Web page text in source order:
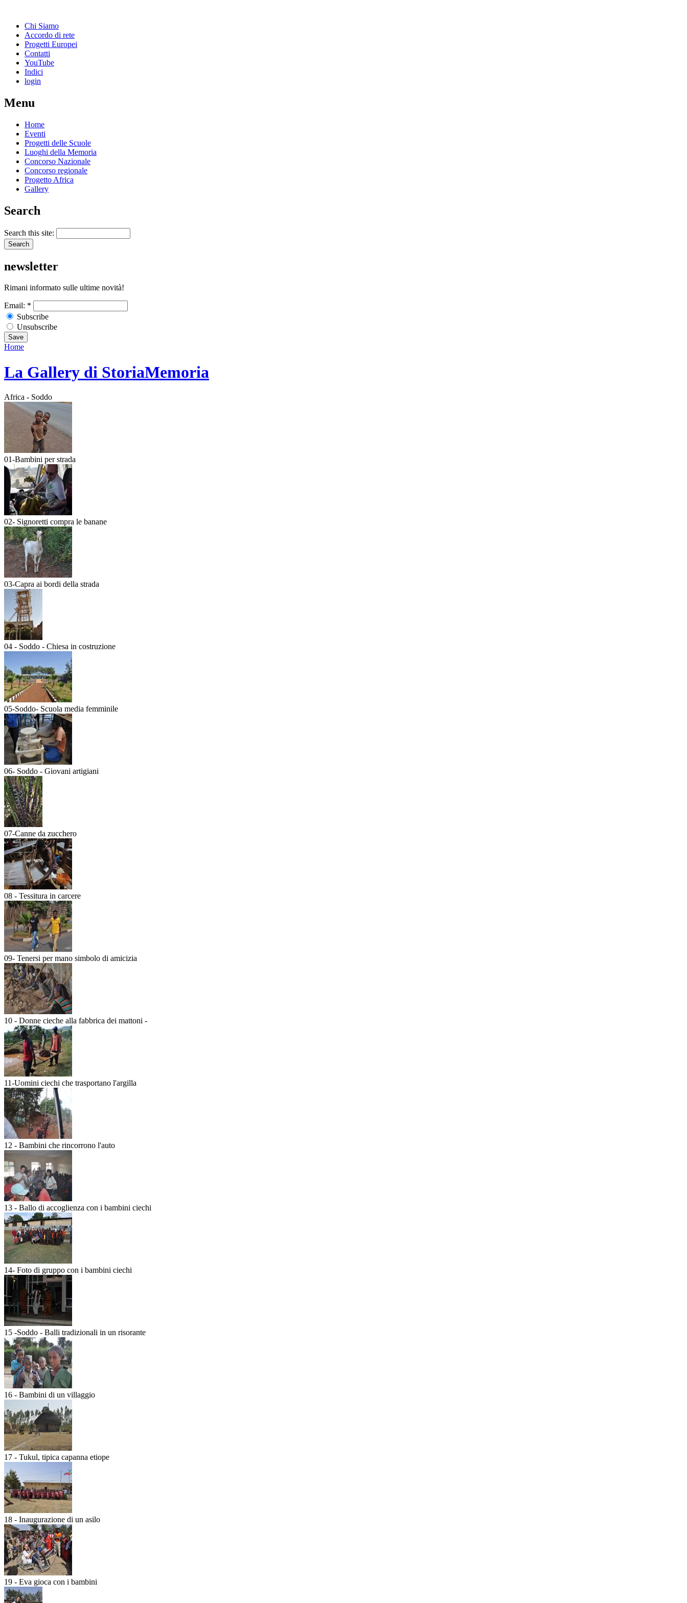
Chi Siamo
Accordo di rete
Progetti Europei
Contatti
YouTube
Indici
login
Menu
Home
Eventi
Progetti delle Scuole
Luoghi della Memoria
Concorso Nazionale
Concorso regionale
Progetto Africa
Gallery
Search
Search this site:
newsletter
Rimani informato sulle ultime novità!
Email: *
Subscribe
Unsubscribe
Home
La Gallery di StoriaMemoria
Africa - Soddo
01-Bambini per strada
02- Signoretti compra le banane
03-Capra ai bordi della strada
04 - Soddo - Chiesa in costruzione
05-Soddo- Scuola media femminile
06- Soddo - Giovani artigiani
07-Canne da zucchero
08 - Tessitura in carcere
09- Tenersi per mano simbolo di amicizia
10 - Donne cieche alla fabbrica dei mattoni -
11-Uomini ciechi che trasportano l'argilla
12 - Bambini che rincorrono l'auto
13 - Ballo di accoglienza con i bambini ciechi
14- Foto di gruppo con i bambini ciechi
15 -Soddo - Balli tradizionali in un risorante
16 - Bambini di un villaggio
17 - Tukul, tipica capanna etiope
18 - Inaugurazione di un asilo
19 - Eva gioca con i bambini